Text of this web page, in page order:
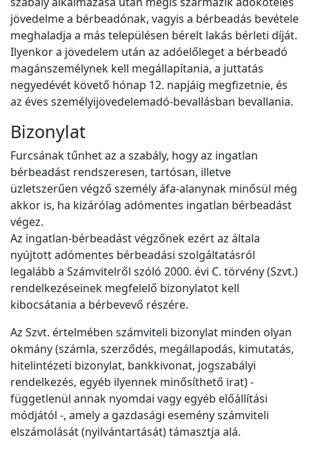
jövedelme a bérbeadónak, vagyis a bérbeadás bevétele
meghaladja a más településen bérelt lakás bérleti díját.
Ilyenkor a jövedelem után az adóelőleget a bérbeadó
magánszemélynek kell megállapítania, a juttatás
negyedévét követő hónap 12. napjáig megfizetnie, és
az éves személyijövedelemadó-bevallásban bevallania.
Bizonylat
Furcsának tűnhet az a szabály, hogy az ingatlan
bérbeadást rendszeresen, tartósan, illetve
üzletszerűen végző személy áfa-alanynak minősül még
akkor is, ha kizárólag adómentes ingatlan bérbeadást
végez.
Az ingatlan-bérbeadást végzőnek ezért az általa
nyújtott adómentes bérbeadási szolgáltatásról
legalább a Számvitelről szóló 2000. évi C. törvény (Szvt.)
rendelkezéseinek megfelelő bizonylatot kell
kibocsátania a bérbevevő részére.
Az Szvt. értelmében számviteli bizonylat minden olyan
okmány (számla, szerződés, megállapodás, kimutatás,
hitelintézeti bizonylat, bankkivonat, jogszabályi
rendelkezés, egyéb ilyennek minősíthető irat) -
függetlenül annak nyomdai vagy egyéb előállítási
módjától -, amely a gazdasági esemény számviteli
elszámolását (nyilvántartását) támasztja alá.